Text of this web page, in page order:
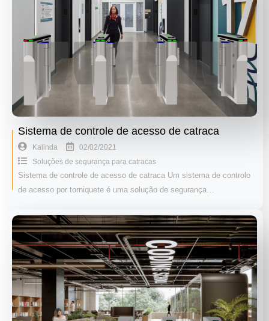
Sistema de controle de acesso de catraca
Kalinda
02/02/2021
Soluções de segurança para catracas
Sistema de controle de acesso de catraca Um sistema de controlo
de acesso por torniquete é uma solução de segurança…